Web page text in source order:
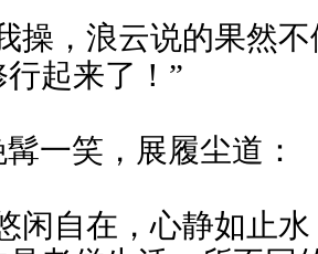
操，浪云说的果然
行起来了！”
一笑，展履尘道：
闲自在，心静如止